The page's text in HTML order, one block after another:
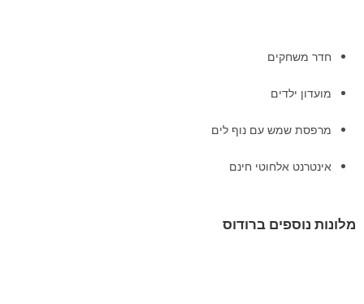
חדר משחקים
מועדון ילדים
מרפסת שמש עם נוף לים
אינטרנט אלחוטי חינם
מלונות נוספים ברודוס